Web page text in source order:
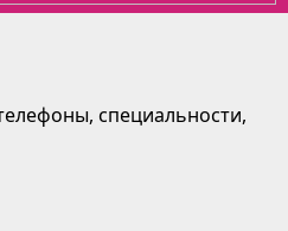
специальности,